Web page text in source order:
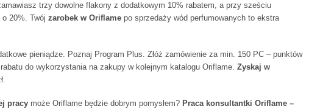
trzy dowolne flakony z dodatkowym 10% rabatem, a przy sześciu
20%. Twój zarobek w Oriflame po sprzedaży wód perfumowanych to ekstra
pieniądze. Poznaj Program Plus. Złóż zamówienie za min. 150 PC – punktów
do wykorzystania na zakupy w kolejnym katalogu Oriflame. Zyskaj w
pracy może Oriflame będzie dobrym pomysłem? Praca konsultantki Oriflame –